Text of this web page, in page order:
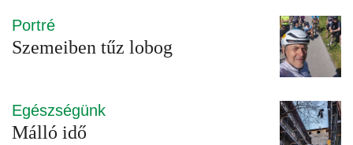
Portré
Szemeiben tűz lobog
Egészségünk
Málló idő